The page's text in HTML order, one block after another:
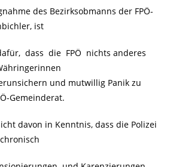
des Bezirksobmanns der FPÖ-
ist
dass die FPÖ nichts anderes
und mutwillig Panik zu
Gemeinderat.
davon in Kenntnis, dass die Polizei